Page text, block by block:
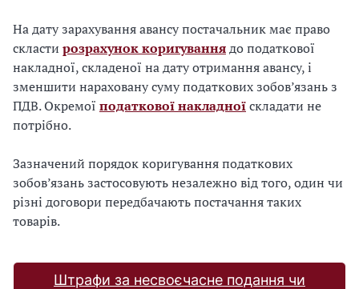
На дату зарахування авансу постачальник має право
скласти розрахунок коригуваннядо податкової
накладної, складеної на дату отримання авансу, і
зменшити нараховану суму податкових зобов’язань з
ПДВ. Окремої податкової накладноїскладати не
потрібно.
Зазначений порядок коригування податкових
зобов’язань застосовують незалежно від того, один чи
різні договори передбачають постачання таких
товарів.
Штрафи за несвоєчасне подання чи